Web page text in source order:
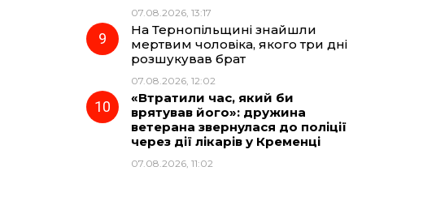
07.08.2026, 13:17
На Тернопільщині знайшли
мертвим чоловіка, якого три дні
розшукував брат
07.08.2026, 12:02
«Втратили час, який би
врятував його»: дружина
ветерана звернулася до поліції
через дії лікарів у Кременці
07.08.2026, 11:02